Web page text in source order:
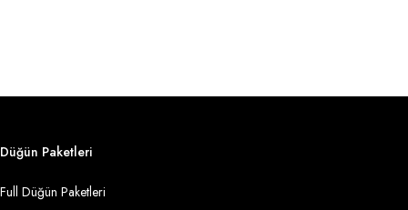
Düğün Paketleri
Full Düğün Paketleri